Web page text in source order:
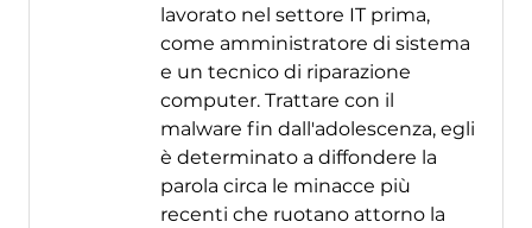
lavorato nel settore IT prima,
come amministratore di sistema
e un tecnico di riparazione
computer. Trattare con il
malware fin dall'adolescenza, egli
è determinato a diffondere la
parola circa le minacce più
recenti che ruotano attorno la